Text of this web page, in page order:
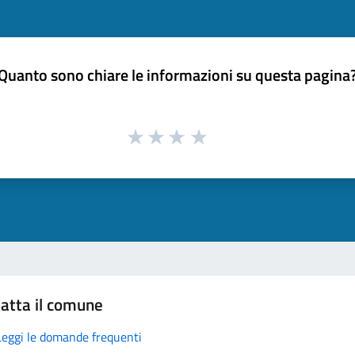
sono chiare le informazioni su questa
il comune
le domande frequenti